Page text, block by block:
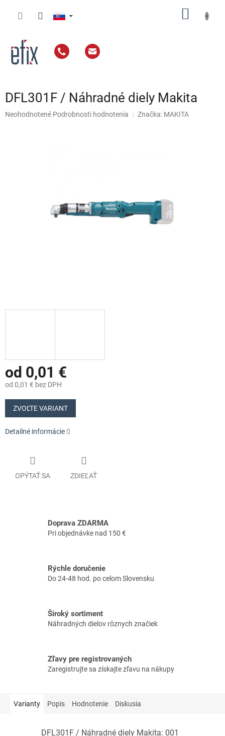
DFL301F / Náhradné diely Makita
Priemerné
Neohodnotené Podrobnosti hodnotenia Značka: MAKITA
od 0,01 €
od 0,01 € bez DPH
Jednotková
cena:
ZVOĽTE VARIANT
Detailné informácie
OPÝTAŤ SA ZDIEĽAŤ
Doprava ZDARMA
Pri objednávke nad 150 €
Rýchle doručenie
Do 24-48 hod. po celom Slovensku
Široký sortiment
Náhradných dielov rôznych značiek
Zľavy pre registrovaných
Zaregistrujte sa získajte zľavu na nákupy
Varianty Popis Hodnotenie Diskusia
DFL301F / Náhradné diely Makita: 001